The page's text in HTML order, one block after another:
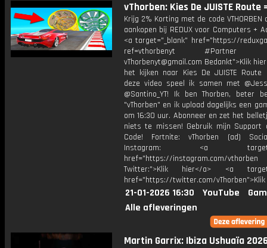
vThorben: Kies De JUISTE Route
Krijg 2% Korting met de code VTHORBEN
aankopen bij REDUX voor Computers +
<a target="_blank" href="https://
ref=vthorbenyt #Partner
vThorbenyt@gmail.com Bedankt">Klik
het kijken naar Kies De JUISTE Route
deze video speel ik samen met
@Santino_YT! Ik ben Thorben, beter
"vThorben" en ik upload dagelijks een
om 16:30 uur. Abonneer en zet het
niets te missen! Gebruik mijn Support
Code! Fortnite: vThorben (ad)
Instagram: <a
href="https://instagram.com/vthorben
Twitter:">Klik hier</a> <a
href="https://twitter.com/
21-01-2026 16:30 YouTube
Alle afleveringen
Martin Garrix: Ibiza Ushuaïa